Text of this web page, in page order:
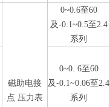
磁助电接
点 压力表
0~0.6至60
及-0.1~0.5至2.4
系列
0~0. 6至60
及-0.1~0.06至2.4
系列